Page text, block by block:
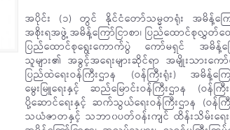
အပိုင်း (၁) တွင် နိုင်ငံတော်သမ္မတရုံး အမိန့်ကြေ
အစိုးရအဖွဲ့ အမိန့်ကြော်ငြာစာ၊ ပြည်ထောင်စုလွှတ်တေ
ပြည်ထောင်စုရွေးကောက်ပွဲ ကော်မရှင် အမိန့်ကြ
သူများ၏ အခွင့်အရေးများဆိုင်ရာ အမျိုးသားကေ
ပြည်ထဲရေးဝန်ကြီးဌာန (ဝန်ကြီးရုံး) အမိန့်ကြေ
မွေးမြူရေးနှင့် ဆည်မြောင်းဝန်ကြီးဌာန (ဝန်ကြီ
ပို့ဆောင်ရေးနှင့် ဆက်သွယ်ရေးဝန်ကြီးဌာန (ဝန်ကြီး
သယံဇာတနှင့် သဘာ၀ပတ်ဝန်းကျင် ထိန်းသိမ်းရေးဝ